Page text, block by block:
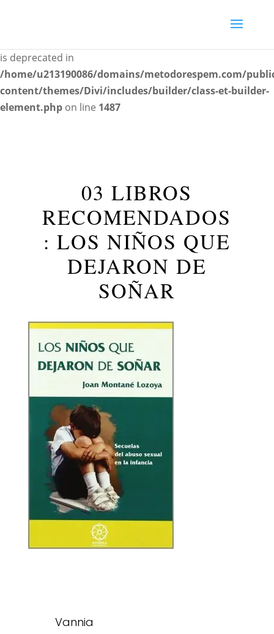
is deprecated in
/home/u213190086/domains/metodorespem.com/
content/themes/Divi/includes/builder/class-et-builder-
element.php on line 1487
03 LIBROS
RECOMENDADOS
: LOS NIÑOS QUE
DEJARON DE
SOÑAR
Vannia